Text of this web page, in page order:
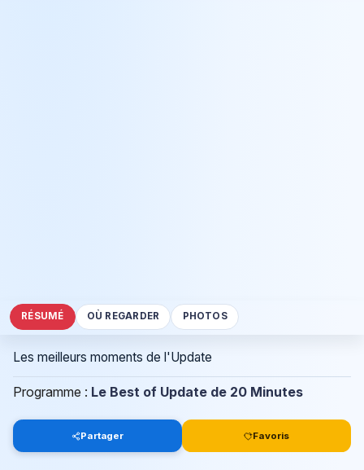
RÉSUMÉ OÙ REGARDER PHOTOS
Les meilleurs moments de l'Update
Programme : Le Best of Update de 20 Minutes
Partager Favoris